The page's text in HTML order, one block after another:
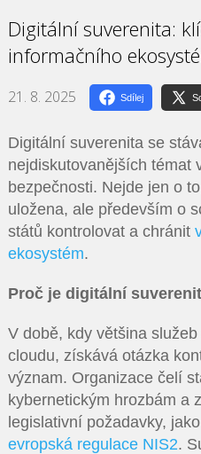
Digitální suverenita:
informačního
21. 8. 2025 Sdílej
Digitální suverenita se
nejdiskutovanějších témat
bezpečnosti. Nejde jen o
uložena, ale především o
států kontrolovat a chránit
ekosystém.
Proč je digitální
V době, kdy většina
cloudu, získává otázka
význam. Organizace čelí
kybernetickým hrozbám a
legislativní požadavky,
evropská regulace NIS2.